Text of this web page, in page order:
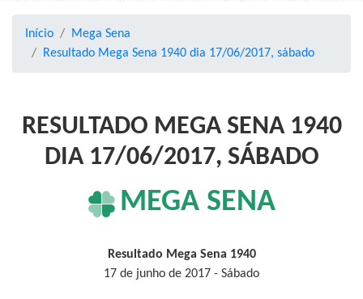
Início
Mega Sena
Resultado Mega Sena 1940 dia 17/06/2017, sábado
RESULTADO MEGA SENA 1940
DIA 17/06/2017, SÁBADO
MEGA SENA
Resultado Mega Sena 1940
17 de junho de 2017 - Sábado